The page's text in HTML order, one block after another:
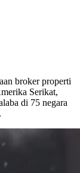
broker properti
Serikat,
di 75 negara